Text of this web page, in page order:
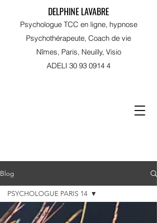
Psychologue TCC en ligne, hypnose
Psychothérapeute, Coach de vie
Nîmes, Paris, Neuilly, Visio
ADELI 30 93 0914 4
DELPHINE LAVABRE
Blog
Tous les posts
PSYCHOLOGUE PARIS 14